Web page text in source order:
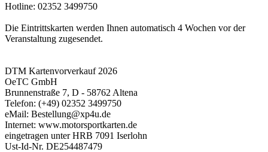
Hotline: 02352 3499750
Die Eintrittskarten werden Ihnen automatisch 4 Wochen vor der
Veranstaltung zugesendet.
DTM Kartenvorverkauf 2026
OeTC GmbH
Brunnenstraße 7, D - 58762 Altena
Telefon: (+49) 02352 3499750
eMail: Bestellung@xp4u.de
Internet: www.motorsportkarten.de
eingetragen unter HRB 7091 Iserlohn
Ust-Id-Nr. DE254487479